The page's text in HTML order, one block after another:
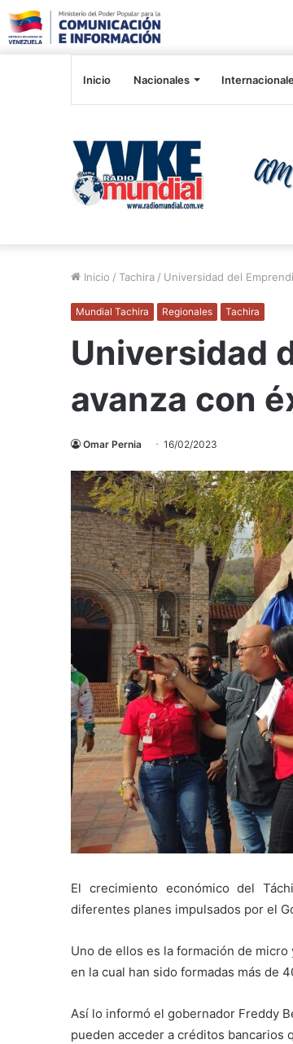
Inicio Nacionales
Inicio / Tachira / Universidad del
Mundial Tachira Regionales Tachira
Universidad
avanza con
Omar Pernia 16/02/2023
El crecimiento económico del
diferentes planes impulsados por el
Uno de ellos es la formación de
en la cual han sido formadas más de
Así lo informó el gobernador Freddy
pueden acceder a créditos bancarios